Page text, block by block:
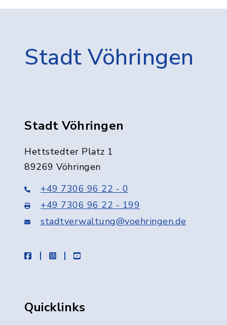
Stadt Vöhringen
Stadt Vöhringen
Hettstedter Platz 1
89269 Vöhringen
+49 7306 96 22 - 0
+49 7306 96 22 - 199
stadtverwaltung@voehringen.de
facebookinstagramyoutube
Quicklinks